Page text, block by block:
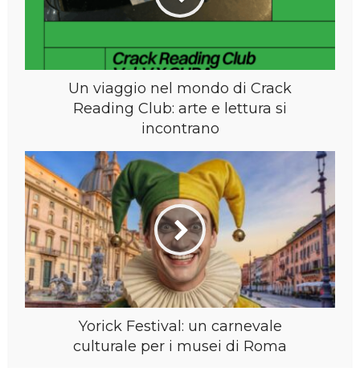
Un viaggio nel mondo di Crack
Reading Club: arte e lettura si
incontrano
Yorick Festival: un carnevale
culturale per i musei di Roma